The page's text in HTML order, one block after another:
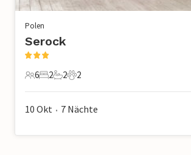
Polen
Serock
6 Gäste
6
2 Schlafzimmer
2
2 Badezimmer
2
2 Haustiere
2
10 Okt • 7 Nächte